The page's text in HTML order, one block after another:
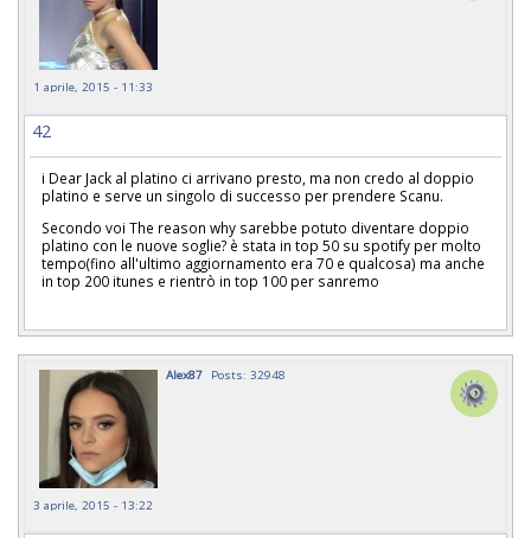
1 aprile, 2015 - 11:33
42
i Dear Jack al platino ci arrivano presto, ma non credo al doppio
platino e serve un singolo di successo per prendere Scanu.
Secondo voi The reason why sarebbe potuto diventare doppio
platino con le nuove soglie? è stata in top 50 su spotify per molto
tempo(fino all'ultimo aggiornamento era 70 e qualcosa) ma anche
in top 200 itunes e rientrò in top 100 per sanremo
Alex87 Posts: 32948
3 aprile, 2015 - 13:22